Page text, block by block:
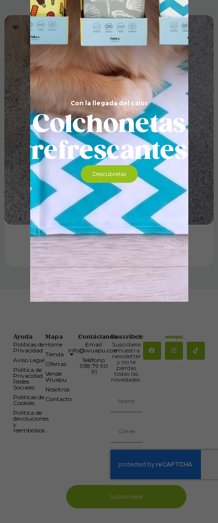
Productos relacionados
Gel repelente exteriores 480 g
11,49€
Añadir al carrito
Ayuda
Politicas de
Privacidad
Aviso Legal
Política de
Privacidad
Redes
Sociales
Politicas de
Cookies
Política de
devoluciones
y
reembolsos
Mapa
Home
Tienda
Ofertas
Vende
Wuapu
Nosotros
Contacto
Contáctanos
Email:
info@wuapu.com
Teléfono:
938 79 90
91
Suscríbete
Suscríbete
a nuestra
newsletter
y no te
pierdas
todas las
novedades.
Subscríbete
Con la llegada del calor
Colchonetas
refrescantes
Descúbrelas